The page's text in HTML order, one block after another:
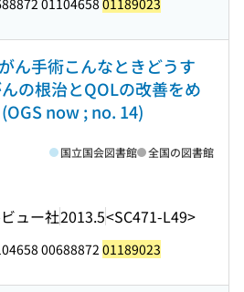
01104658 01189023
ん手術こんなときどうす
んの根治とQOLの改善をめ
now ; no. 14)
ュー社2013.5<SC471-L49>
国立国会図書館 全国の図書館
00688872 01189023